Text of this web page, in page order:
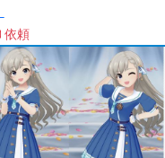
依頼